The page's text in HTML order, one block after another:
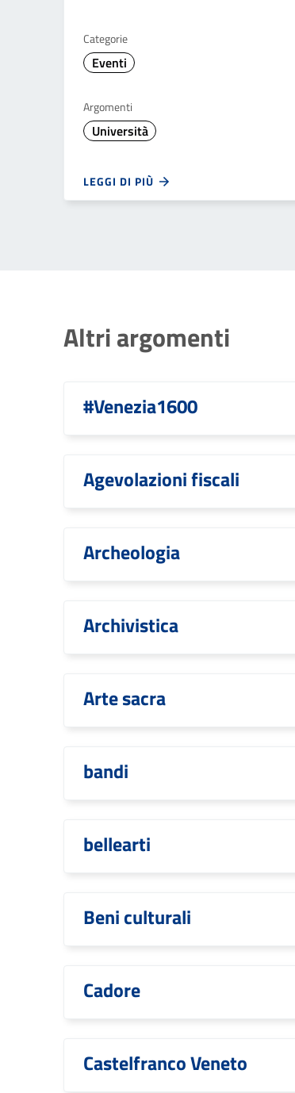
Categorie
Eventi
Argomenti
Università
LEGGI DI PIÙ
Altri argomenti
#Venezia1600
Agevolazioni fiscali
Archeologia
Archivistica
Arte sacra
bandi
bellearti
Beni culturali
Cadore
Castelfranco Veneto